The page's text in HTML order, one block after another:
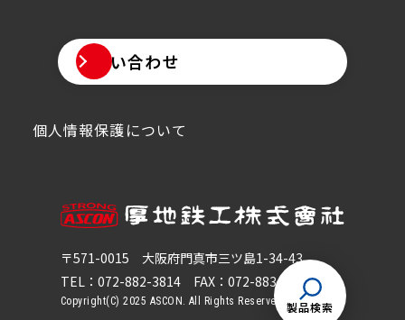
製品検索
〒571-0015 大阪府門真市三ツ島1-34-43
TEL：072-882-3814 FAX：072-883-5814
Copyright(C) 2025 ASCON. All Rights Reserved.
お問い合わせ
個人情報保護について